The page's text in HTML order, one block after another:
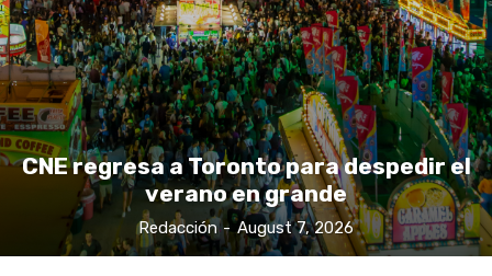
CNE regresa a Toronto para despedir el
verano en grande
Redacción - August 7, 2026